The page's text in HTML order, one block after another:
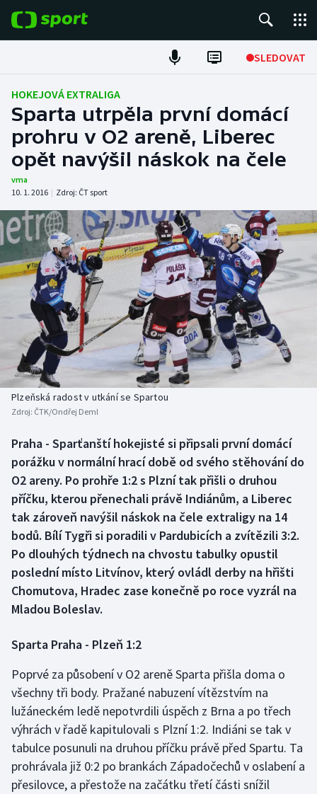
SLEDOVAT
Fotbal
Hokej
Tenis
Atletika
Cyklistika
DALŠÍ SPORTY
Americký fotbal
Baseball a softbal
Basketbal
Biatlon
Box
Curling
Dostihy
Florbal
Futsal
Gymnastika
Házená
Jezdectví
Judo
NEPŘEHLÉDNĚTE
Soutěže
Historické návraty
Aplikace ČT sport
HOKEJOVÁ EXTRALIGA
Sparta utrpěla první domácí
prohru v O2 areně, Liberec
opět navýšil náskok na čele
vma
10. 1. 2016 | Zdroj: ČT sport
Plzeňská radost v utkání se Spartou
Zdroj: ČTK/Ondřej Deml
Praha - Sparťanští hokejisté si připsali první domácí
porážku v normální hrací době od svého stěhování do
O2 areny. Po prohře 1:2 s Plzní tak přišli o druhou
příčku, kterou přenechali právě Indiánům, a Liberec
tak zároveň navýšil náskok na čele extraligy na 14
bodů. Bílí Tygři si poradili v Pardubicích a zvítězili 3:2.
Po dlouhých týdnech na chvostu tabulky opustil
poslední místo Litvínov, který ovládl derby na hřišti
Chomutova, Hradec zase konečně po roce vyzrál na
Mladou Boleslav.
Sparta Praha - Plzeň 1:2
Poprvé za působení v O2 areně Sparta přišla doma o
všechny tři body. Pražané nabuzení vítězstvím na
lužáneckém ledě nepotvrdili úspěch z Brna a po třech
výhrách v řadě kapitulovali s Plzní 1:2. Indiáni se tak v
tabulce posunuli na druhou příčku právě před Spartu. Ta
prohrávala již 0:2 po brankách Západočechů v oslabení a
přesilovce, a přestože na začátku třetí části snížil